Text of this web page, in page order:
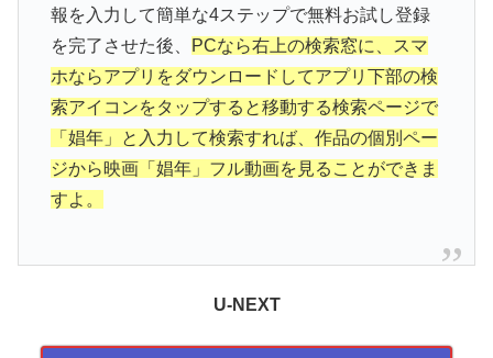
報を入力して簡単な4ステップで無料お試し登録
を完了させた後、
PCなら右上の検索窓に、スマ
ホならアプリをダウンロードしてアプリ下部の検
索アイコンをタップすると移動する検索ページで
「娼年」と入力して検索すれば、作品の個別ペー
ジから映画「娼年」フル動画を見ることができま
すよ。
U-NEXT